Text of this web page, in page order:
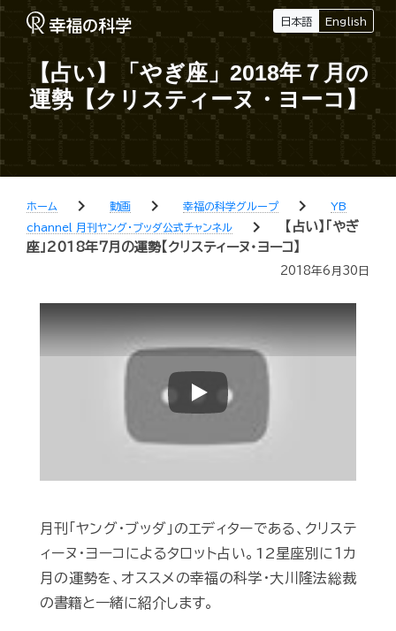
日本語 English
【占い】「やぎ座」2018年７月の
運勢【クリスティーヌ・ヨーコ】
ホーム chevron_right 動画 chevron_right 幸福の科学グループ chevron_right
YB
channel 月刊ヤング・ブッダ公式チャンネル
chevron_right
【占い】「やぎ
座」2018年７月の運勢【クリスティーヌ・ヨーコ】
2018年6月30日
Play
月刊「ヤング・ブッダ」のエディターである、クリステ
ィーヌ・ヨーコによるタロット占い。12星座別に１カ
月の運勢を、オススメの幸福の科学・大川隆法総裁
の書籍と一緒に紹介します。